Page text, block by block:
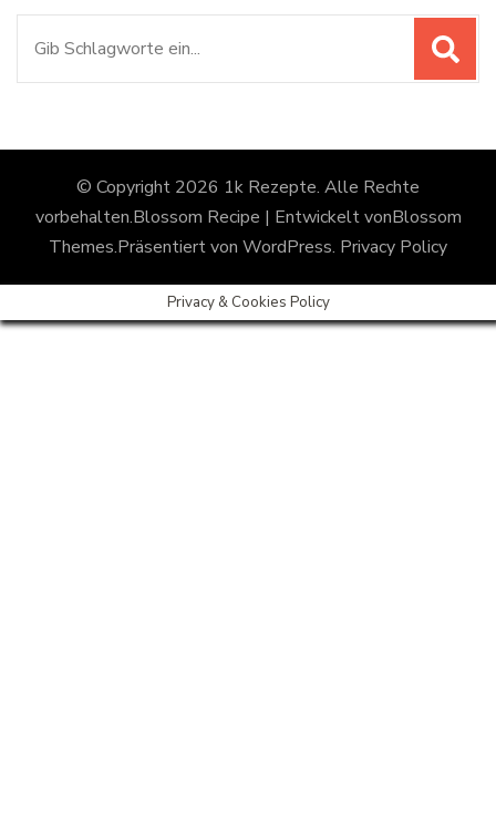
© Copyright 2026 1k Rezepte. Alle Rechte
vorbehalten.Blossom Recipe | Entwickelt vonBlossom
Themes.Präsentiert von WordPress. Privacy Policy
Privacy & Cookies Policy